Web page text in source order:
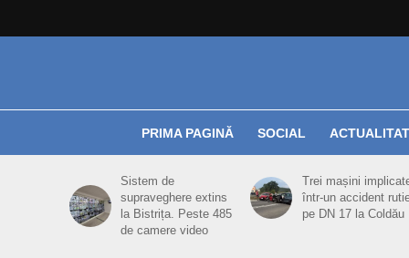
PRIMA PAGINĂ SOCIAL
Sistem de
supraveghere extins
la Bistrița. Peste 485
de camere video
Trei mașini
într-un accident
pe DN 17 la Coldău